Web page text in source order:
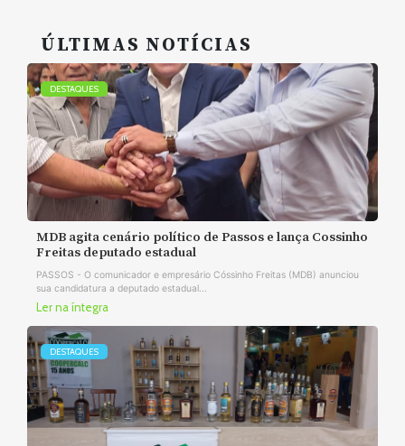
ÚLTIMAS NOTÍCIAS
DESTAQUES
MDB agita cenário político de Passos e lança Cossinho
Freitas deputado estadual
PASSOS - O comunicador e empresário Cóssinho Freitas (MDB) anunciou
sua candidatura a deputado estadual...
Ler na íntegra
DESTAQUES